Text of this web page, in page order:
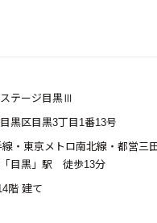
一覧
テージ目黒Ⅲ
黒区目黒3丁目1番13号
・東京メトロ南北線・都営三
「目黒」駅 徒歩13分
階 建て